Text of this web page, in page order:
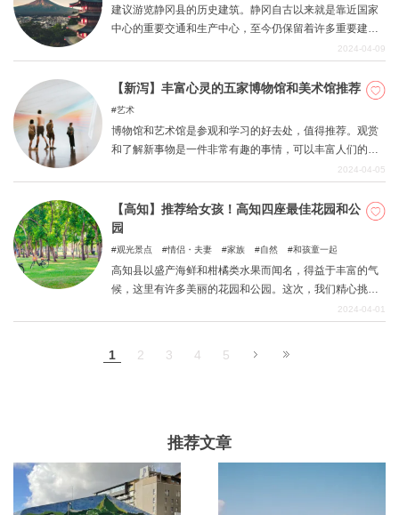
建议游览静冈县的历史建筑。静冈自古以来就是靠近国家
中心的重要交通和生产中心，至今仍保留着许多重要建
筑。通过游览这些建筑并了解其历史背景，您可以度过一
建筑。
2024-04-09
【新泻】丰富心灵的五家博物馆和美术馆推荐
艺术
博物馆和艺术馆是参观和学习的好去处，值得推荐。观赏
和了解新事物是一件非常有趣的事情，可以丰富人们的思
想。新发现还能促进个人成长。 本文将介绍新潟县最具吸
2024-04-05
【高知】推荐给女孩！高知四座最佳花园和公
园
观光景点 情侣・夫妻 家族 自然 和孩童一起
高知县以盛产海鲜和柑橘类水果而闻名，得益于丰富的气
候，这里有许多美丽的花园和公园。这次，我们精心挑选
了在 SNS 上看起来很不错的花园、公园和植物园，适合平
著名的「莫奈花园」和「高知县立牧野植物园」不仅吸引
公园和花园。介绍。
2024-04-01
1 2 3 4 5
推荐文章